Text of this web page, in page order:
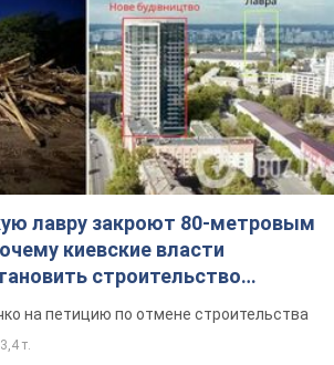
лавру закроют 80-метровым
киевские власти
строительство
верующего"
на петицию по отмене строительства
3,4 т.